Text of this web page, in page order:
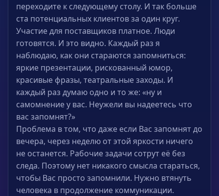
переходите к следующему столу. И так больше
ста потенциальных клиентов за один круг.
Участие для поставщиков платное. Люди
готовятся. И это видно. Каждый раз я
наблюдаю, как они стараются запомниться:
яркие презентации, рискованный юмор,
красивые фразы, театральные заходы. И
каждый раз думаю одно и то же: «ну и
самомнение у вас. Неужели вы надеетесь что
вас запомнят?»
Проблема в том, что даже если Вас запомнят до
вечера, через неделю от этой яркости ничего
не останется. Рабочие задачи сотрут её без
следа. Поэтому нет никакого смысла стараться,
чтобы Вас просто запомнили. Нужно втянуть
человека в продолжение коммуникации.